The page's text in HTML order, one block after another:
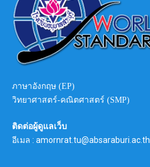
ภาษาอังกฤษ (EP)
วิทยาศาสตร์-คณิตศาสตร์ (SMP)
ติดต่อผู้ดูแลเว็บ
อีเมล : amornrat.tu@absaraburi.ac.th